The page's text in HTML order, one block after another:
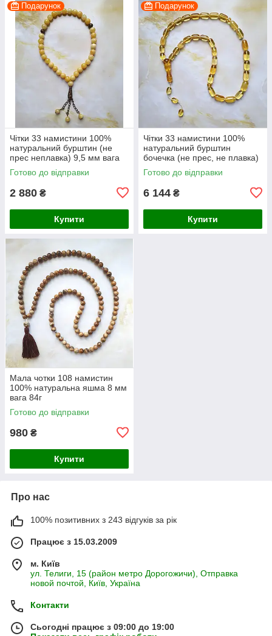
Подарунок
Чітки 33 намистини 100%
натуральний бурштин (не
прес неплавка) 9,5 мм вага
20г
Готово до відправки
2 880 ₴
Купити
Подарунок
Чітки 33 намистини 100%
натуральний бурштин
бочечка (не прес, не плавка)
8-17 мм вага 32 г
Готово до відправки
6 144 ₴
Купити
Мала чотки 108 намистин
100% натуральна яшма 8 мм
вага 84г
Готово до відправки
980 ₴
Купити
Про нас
100% позитивних з 243 відгуків за рік
Працює з 15.03.2009
м. Київ
ул. Телиги, 15 (район метро Дорогожичи), Отправка
новой почтой, Київ, Україна
Контакти
Сьогодні працює з 09:00 до 19:00